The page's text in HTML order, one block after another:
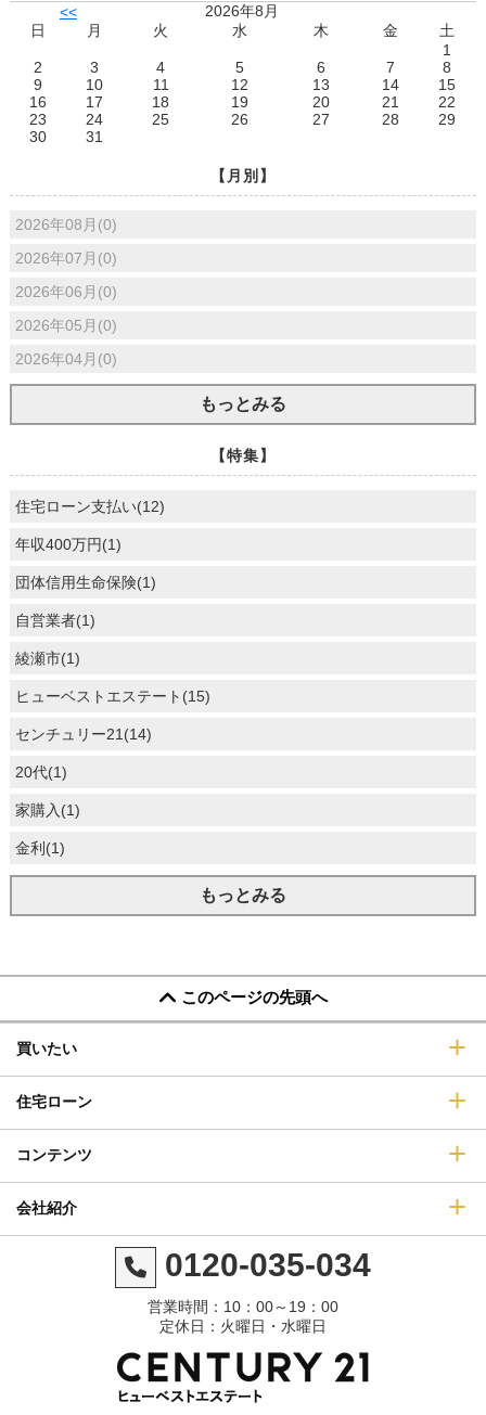
<<
2026年8月
日
月 火 水 木 金
土
1
2
3 4 5 6 7
8
9
10 11 12 13 14
15
16
17 18 19 20 21
22
23
24 25 26 27 28
29
30
31
【月別】
2026年08月(0)
2026年07月(0)
2026年06月(0)
2026年05月(0)
2026年04月(0)
もっとみる
【特集】
住宅ローン支払い(12)
年収400万円(1)
団体信用生命保険(1)
自営業者(1)
綾瀬市(1)
ヒューベストエステート(15)
センチュリー21(14)
20代(1)
家購入(1)
金利(1)
もっとみる
このページの先頭へ
買いたい
住宅ローン
コンテンツ
会社紹介
0120-035-034
営業時間：10：00～19：00
定休日：火曜日・水曜日